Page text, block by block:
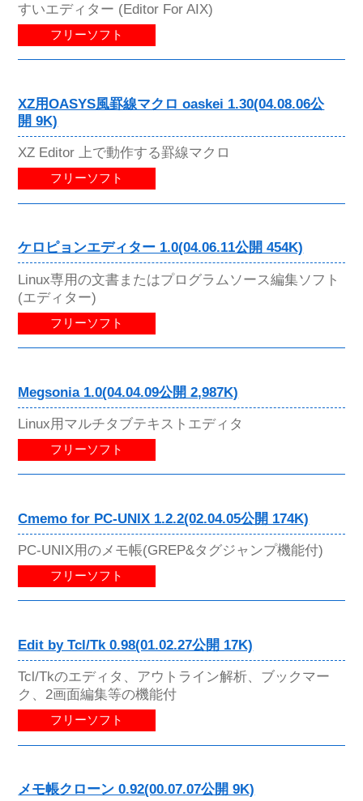
すいエディター (Editor For AIX)
フリーソフト
XZ用OASYS風罫線マクロ oaskei 1.30(04.08.06公
開 9K)
XZ Editor 上で動作する罫線マクロ
フリーソフト
ケロピョンエディター 1.0(04.06.11公開 454K)
Linux専用の文書またはプログラムソース編集ソフト
(エディター)
フリーソフト
Megsonia 1.0(04.04.09公開 2,987K)
Linux用マルチタブテキストエディタ
フリーソフト
Cmemo for PC-UNIX 1.2.2(02.04.05公開 174K)
PC-UNIX用のメモ帳(GREP&タグジャンプ機能付)
フリーソフト
Edit by Tcl/Tk 0.98(01.02.27公開 17K)
Tcl/Tkのエディタ、アウトライン解析、ブックマー
ク、2画面編集等の機能付
フリーソフト
メモ帳クローン 0.92(00.07.07公開 9K)